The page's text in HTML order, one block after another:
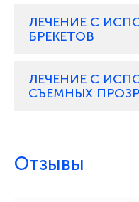
ЛЕЧЕНИЕ С
БРЕКЕТОВ
ЛЕЧЕНИЕ С
СЪЕМНЫХ
Отзывы